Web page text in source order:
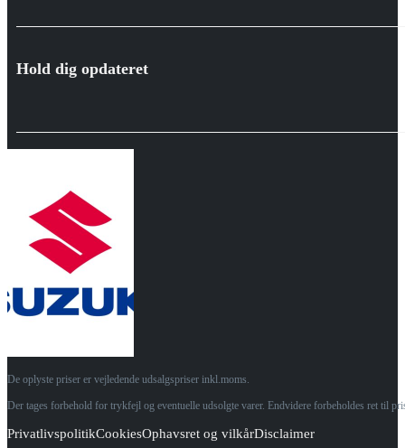
Hold dig opdateret
De oplyste priser er vejledende udsalgspriser inkl.moms.
Der tages forbehold for trykfejl og eventuelle udsolgte varer. Endvidere forbeholdes ret til
PrivatlivspolitikCookiesOphavsret og vilkårDisclaimer